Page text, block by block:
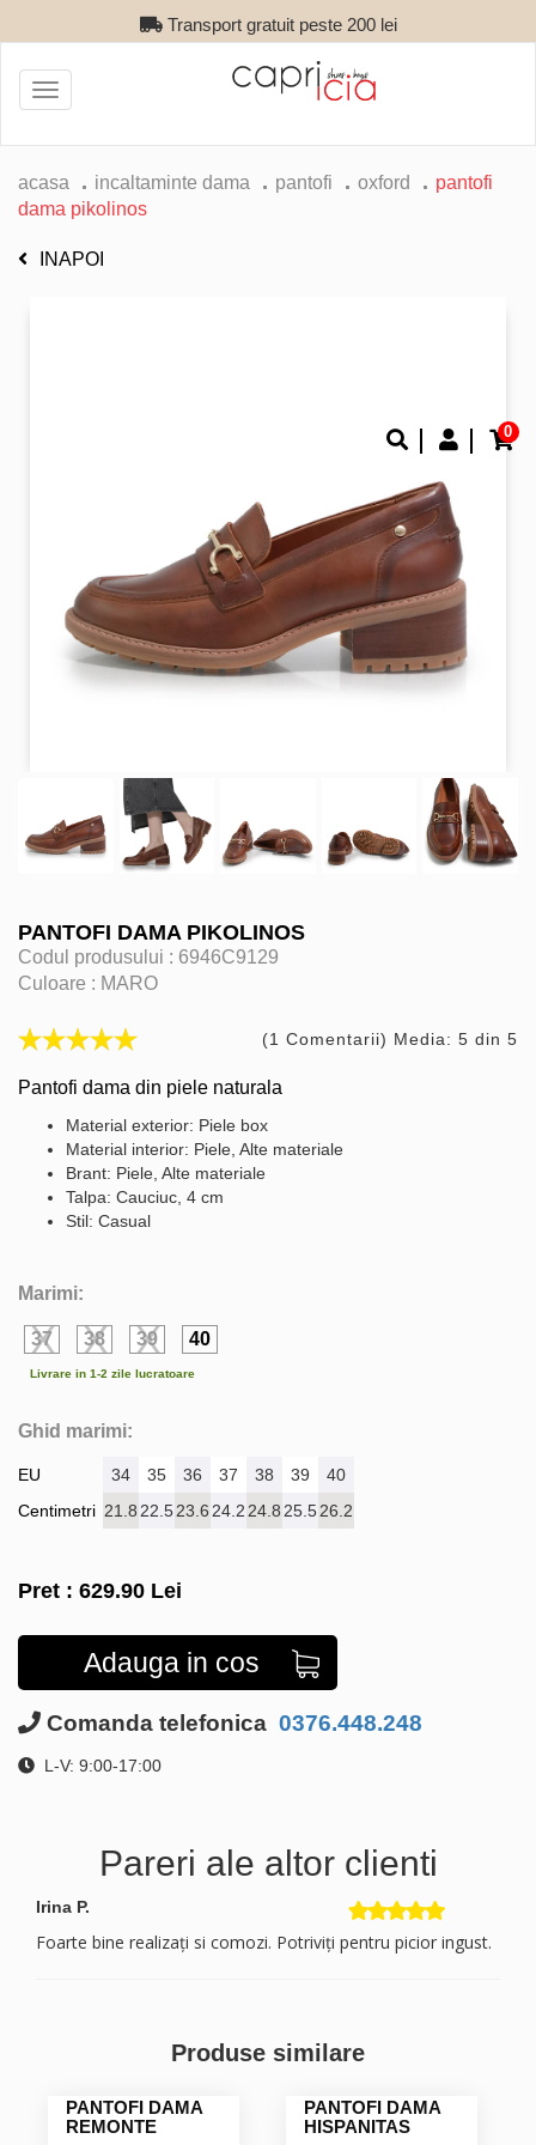
Transport gratuit peste 200 lei
0
Toggle
navigation
acasa incaltaminte dama pantofi oxford
pantofi
dama pikolinos
INAPOI
PANTOFI DAMA PIKOLINOS
Codul produsului : 6946C9129
Culoare : MARO
(1 Comentarii) Media: 5 din 5
Pantofi dama din piele naturala
Material exterior: Piele box
Material interior: Piele, Alte materiale
Brant: Piele, Alte materiale
Talpa: Cauciuc, 4 cm
Stil: Casual
Marimi:
37 38 39 40
Livrare in 1-2 zile lucratoare
Ghid marimi:
EU
Centimetri
34 35 36 37 38 39
40
21.8 22.523.6 24.2 24.8 25.526.2
Pret : 629.90 Lei
Adauga in cos
Comanda telefonica 0376.448.248
L-V: 9:00-17:00
Pareri ale altor clienti
Irina P.
Foarte bine realizați si comozi. Potriviți pentru picior ingust.
Produse similare
PANTOFI DAMA
REMONTE
PANTOFI DAMA
HISPANITAS